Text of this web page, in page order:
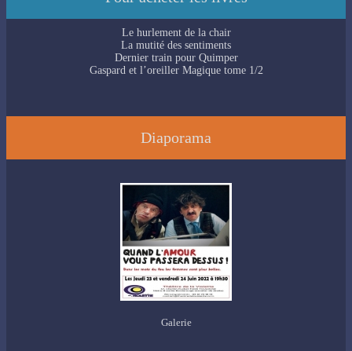
Le hurlement de la chair
La mutité des sentiments
Dernier train pour Quimper
Gaspard et l’oreiller Magique tome 1/2
Diaporama
Galerie